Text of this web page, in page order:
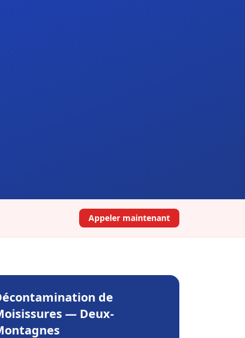
Appeler maintenant
de
— Deux-